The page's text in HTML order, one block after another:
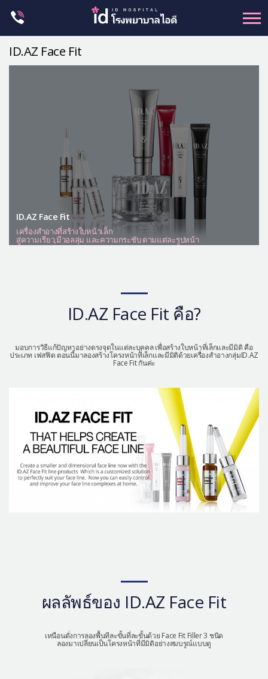
ศัลยกรรม โครงหน้า
ขากรรไกร
แผนกผิวหนัง
ID.AZ Face Fit
ID.AZ Face Fit
เครื่องสำอางที่สร้างใบหน้าเล็ก
สู่ความเรียว,มีวอลลุ่ม และความกระชับ ตามแต่ละรูปหน้า
ID.AZ Face Fit คือ?
มอบการวิธีแก้ปัญหาอย่างตรงจุดในแต่ละบุคคล เพื่อสร้างใบหน้าที่เล็กและมีมิติ คือ
ประเภท เฟสฟิต ตอนนี้มาลองสร้างโครงหน้าที่เล็กและมีมิติด้วยเครื่องสำอางกลุ่มID.AZ
Face Fit กันค่ะ
ผลลัพธ์ของ ID.AZ Face Fit
เหนือนดั่งการลองพื้นทีละขั้นที่ละขั้นด้วย Face Fit Filler 3 ชนิด
ลองมาเปลี่ยนเป็นโครงหน้าที่มีมิติอย่างสมบรูณ์แบบดู